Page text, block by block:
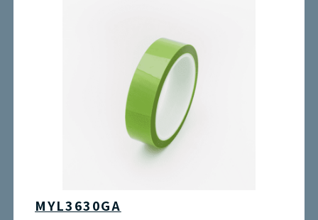
MYL3630GA